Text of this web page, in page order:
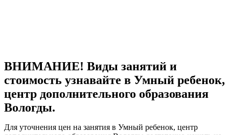
ВНИМАНИЕ! Виды занятий и
стоимость узнавайте в Умный ребенок,
центр дополнительного образования
Вологды.
Для уточнения цен на занятия в Умный ребенок, центр